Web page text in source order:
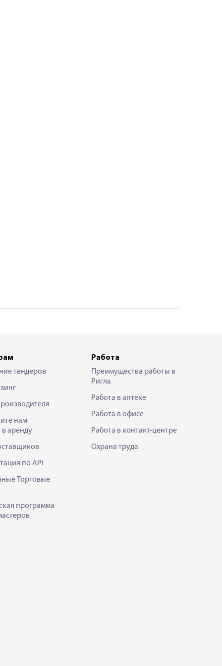
тендеров
нам
аренду
по API
Торговые
программа
Работа
Преимущества работы в
Ригла
Работа в аптеке
Работа в офисе
Работа в контакт-центре
Охрана труда